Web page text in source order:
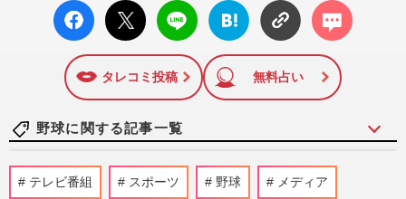
陣の執筆記事を配信するほか、女性週刊誌『週刊女性』の誌
面に掲載された記事から、インターネット利用者層にとって
特に関心の高い題材の記事を、WEB向けにリライトして配信
しています！
facebo
ok い
X ポス
ト
LINE
はてな
ブック
に追加
コメン
ト
タレコミ投稿 無料占い
野球に関する記事一覧
大谷翔平が異例の“ホームランボール回
収”、妻・真美子さんと球場デビューの息
テレビ番組 スポーツ 野球 メディア